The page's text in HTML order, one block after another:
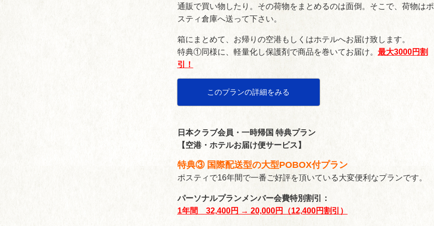
通販で買い物したり。その荷物をまとめるのは面倒。そこで、荷物はポ
スティ倉庫へ送って下さい。
箱にまとめて、お帰りの空港もしくはホテルへお届け致します。
特典①同様に、軽量化し保護剤で商品を巻いてお届け。 最大3000円割
引！
このプランの詳細をみる
日本クラブ会員・一時帰国 特典プラン
【空港・ホテルお届け便サービス】
特典③ 国際配送型の大型POBOX付プラン
ポスティで16年間で一番ご好評を頂いている大変便利なプランです。
パーソナルプランメンバー会費特別割引：
1年間 32,400円 → 20,000円（12,400円割引）